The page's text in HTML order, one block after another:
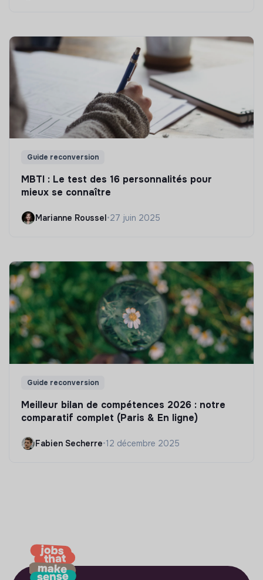
Guide reconversion
MBTI : Le test des 16 personnalités pour
mieux se connaître
Marianne Roussel•27 juin 2025
Guide reconversion
Meilleur bilan de compétences 2026 : notre
comparatif complet (Paris & En ligne)
Fabien Secherre•12 décembre 2025